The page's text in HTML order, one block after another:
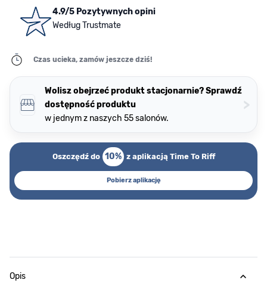
4.9/5 Pozytywnych opini
Według Trustmate
Czas ucieka, zamów jeszcze dziś!
Wolisz obejrzeć produkt stacjonarnie? Sprawdź
dostępność produktu
w jednym z naszych 55 salonów.
>
Oszczędź do 10% z aplikacją Time To Riff
Pobierz aplikację
Opis